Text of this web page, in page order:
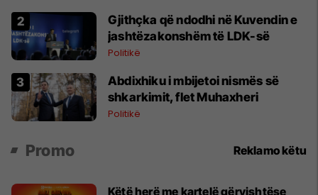
Gjithçka që ndodhi në Kuvendin e
jashtëzakonshëm të LDK-së
Politikë
Abdixhiku i mbijetoi nismës së
shkarkimit, flet Muhaxheri
Politikë
Promo Reklamo këtu
Këtë herë me kartelë gërvishtëse